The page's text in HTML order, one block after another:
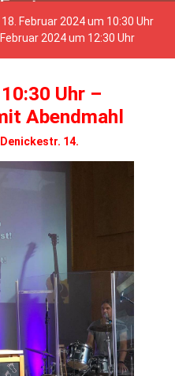
18. Februar 2024 um 10:30 Uhr
2024 um 12:30 Uhr
Uhr –
Abendmahl
14.